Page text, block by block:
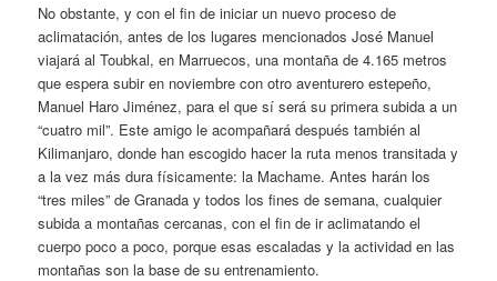
No obstante, y con el fin de iniciar un nuevo proceso de
aclimatación, antes de los lugares mencionados José Manuel
viajará al Toubkal, en Marruecos, una montaña de 4.165 metros
que espera subir en noviembre con otro aventurero estepeño,
Manuel Haro Jiménez, para el que sí será su primera subida a un
“cuatro mil”. Este amigo le acompañará después también al
Kilimanjaro, donde han escogido hacer la ruta menos transitada y
a la vez más dura físicamente: la Machame. Antes harán los
“tres miles” de Granada y todos los fines de semana, cualquier
subida a montañas cercanas, con el fin de ir aclimatando el
cuerpo poco a poco, porque esas escaladas y la actividad en las
montañas son la base de su entrenamiento.